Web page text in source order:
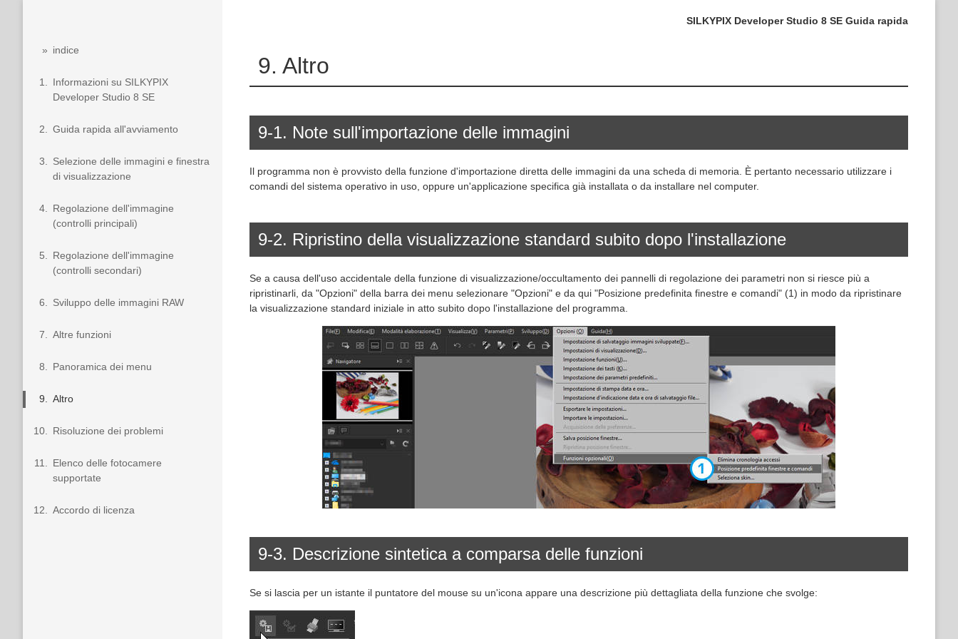
SILKYPIX Developer Studio 8 SE Guida rapida
9. Altro
9-1. Note sull'importazione delle immagini
Il programma non è provvisto della funzione d'importazione diretta delle immagini da una scheda di memoria. È pertanto necessario utilizzare i
comandi del sistema operativo in uso, oppure un'applicazione specifica già installata o da installare nel computer.
9-2. Ripristino della visualizzazione standard subito dopo l'installazione
Se a causa dell'uso accidentale della funzione di visualizzazione/occultamento dei pannelli di regolazione dei parametri non si riesce più a
ripristinarli, da "Opzioni" della barra dei menu selezionare "Opzioni" e da qui "Posizione predefinita finestre e comandi" (1) in modo da ripristinare
la visualizzazione standard iniziale in atto subito dopo l'installazione del programma.
9-3. Descrizione sintetica a comparsa delle funzioni
Se si lascia per un istante il puntatore del mouse su un'icona appare una descrizione più dettagliata della funzione che svolge:
» indice
1.
Informazioni su SILKYPIX
Developer Studio 8 SE
2. Guida rapida all'avviamento
3.
Selezione delle immagini e finestra
di visualizzazione
4.
Regolazione dell'immagine
(controlli principali)
5.
Regolazione dell'immagine
(controlli secondari)
6. Sviluppo delle immagini RAW
7. Altre funzioni
8. Panoramica dei menu
9. Altro
10. Risoluzione dei problemi
11.
Elenco delle fotocamere
supportate
12. Accordo di licenza